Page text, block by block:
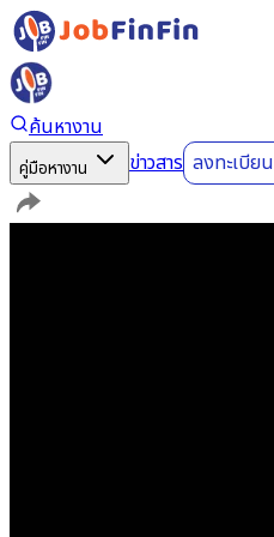
ค้นหางาน
คู่มือหางาน ข่าวสาร ลงทะเบียน